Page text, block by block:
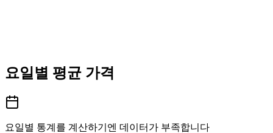
요일별 평균 가격
요일별 통계를 계산하기엔 데이터가 부족합니다